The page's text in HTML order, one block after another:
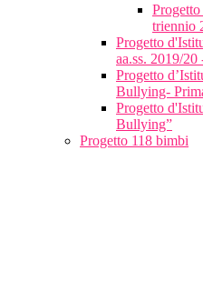
triennio
Progetto
aa.ss. 2019/20
Progetto
Bullying-
Progetto
Bullying”
Progetto 118 bimbi